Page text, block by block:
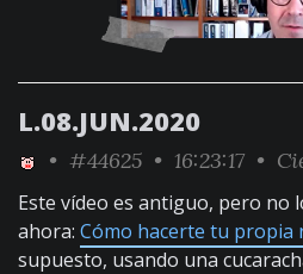
L.08.JUN.2020
• #44625 • 16:23:17 •
Este vídeo es antiguo, pero no
ahora: Cómo hacerte tu propia
supuesto, usando una